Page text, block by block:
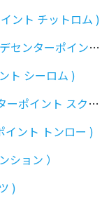
ント チットロム )
イントラチャダムリ )
ト シーロム )
スクンビット10 )
ント トンロー )
ョン ）
)